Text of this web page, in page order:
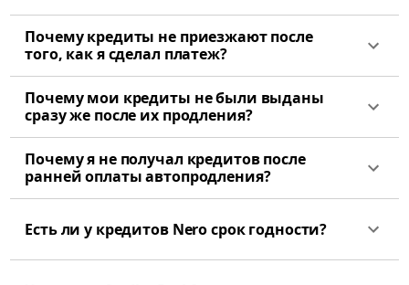
Почему кредиты не приезжают после
того, как я сделал платеж?
Почему мои кредиты не были выданы
сразу же после их продления?
Почему я не получал кредитов после
ранней оплаты автопродления?
Есть ли у кредитов Nero срок годности?